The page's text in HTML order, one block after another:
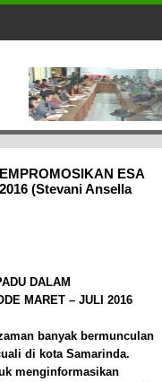
ESA
(Stevani Ansella
DALAM
MARET – JULI 2016
banyak bermunculan
di kota Samarinda.
menginformasikan